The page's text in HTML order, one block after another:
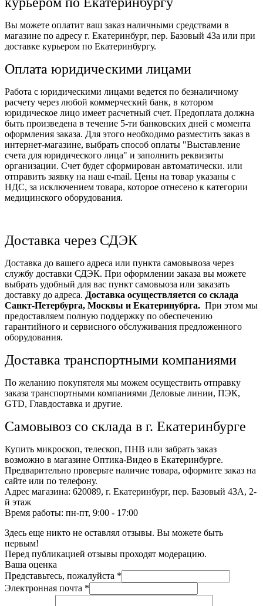
Вы можете оплатит ваш заказ наличными средствами в
магазине по адресу г. Екатеринбург, пер. Базовый 43а или при
доставке курьером по Екатеринбургу.
Оплата юридическими лицами
Работа с юридическими лицами ведется по безналичному
расчету через любой коммерческий банк, в котором
юридическое лицо имеет расчетный счет. Предоплата должна
быть произведена в течение 5-ти банковских дней с момента
оформления заказа. Для этого необходимо разместить заказ в
интернет-магазине, выбрать способ оплаты "Выставление
счета для юридического лица" и заполнить реквизиты
организации. Счет будет сформирован автоматически. или
отправить заявку на наш e-mail. Цены на товар указаны с
НДС, за исключением товара, которое отнесено к категории
медицинского оборудования.
Доставка через СДЭК
Доставка до вашего адреса или пункта самовывоза через
службу доставки СДЭК. При оформлении заказа вы можете
выбрать удобный для вас пункт самовыоза или заказать
доставку до адреса. Доставка осуществляется со склада
Санкт-Петербурга, Москвы и Екатеринубрга. При этом мы
предоставляем полную поддержку по обеспечению
гарантийного и сервисного обслуживания предложенного
оборудования.
Доставка транспортными компаниями
По желанию покупятеля мы можем осуществить отправку
заказа транспортными компаниями Деловые линии, ПЭК,
GTD, Главдоставка и другие.
Самовывоз со склада в г. Екатеринбурге
Купить микроскоп, телескоп, ПНВ или забрать заказ
возможно в магазине Оптика-Видео в Екатеринбурге.
Предварительно проверьте наличие товара, оформите заказ на
сайте или по телефону.
Адрес магазина: 620089, г. Екатеринбург, пер. Базовый 43А, 2-
й этаж
Время работы: пн-пт, 9:00 - 17:00
Здесь еще никто не оставлял отзывы. Вы можете быть
первым!
Перед публикацией отзывы проходят модерацию.
Ваша оценка
Представьтесь, пожалуйста *
Электронная почта *